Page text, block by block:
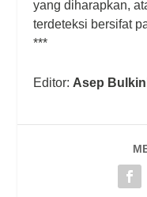
yang diharapkan,
terdeteksi bersifat
***
Editor: Asep